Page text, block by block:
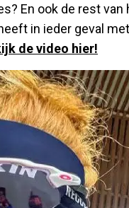
En ook de rest
in ieder geval
de video hier!